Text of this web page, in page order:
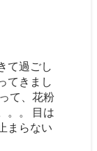
て過ごし
てきまし
て、花粉
。。 目は
まらない